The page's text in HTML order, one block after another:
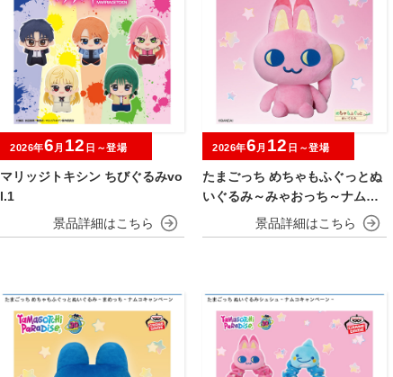
マリッジトキシン ちびぐるみvo
l.1
2026年6 月 12 日～登場
たまごっち めちゃもふぐっとぬ
いぐるみ～みゃおっち～ナムコ
キャンペーン
2026年6 月 12 日～登場